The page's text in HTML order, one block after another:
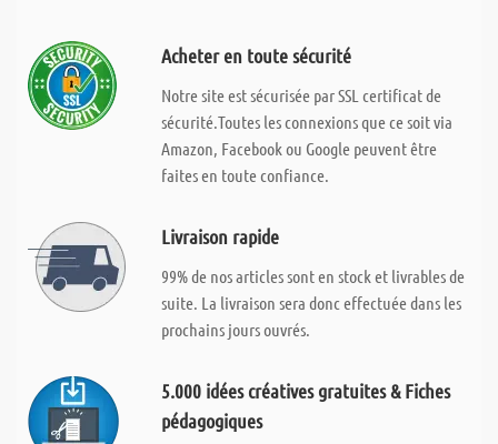
Acheter en toute sécurité
Notre site est sécurisée par SSL certificat de
sécurité.Toutes les connexions que ce soit via
Amazon, Facebook ou Google peuvent être
faites en toute confiance.
Livraison rapide
99% de nos articles sont en stock et livrables de
suite. La livraison sera donc effectuée dans les
prochains jours ouvrés.
5.000 idées créatives gratuites & Fiches
pédagogiques